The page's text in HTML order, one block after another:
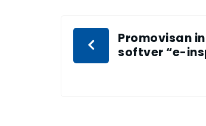
Promovisan
softver “e-